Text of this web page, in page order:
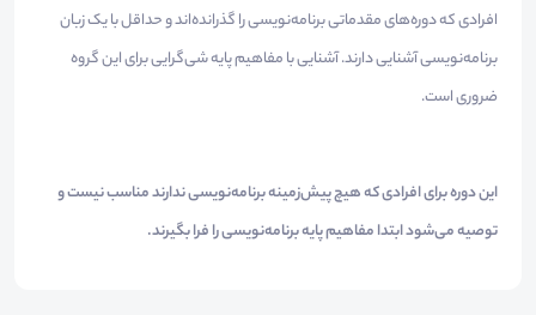
افرادی که دوره‌های مقدماتی برنامه‌نویسی را گذرانده‌اند و حداقل با یک زبان
برنامه‌نویسی آشنایی دارند. آشنایی با مفاهیم پایه شی‌گرایی برای این گروه
ضروری است.
این دوره برای افرادی که هیچ پیش‌زمینه برنامه‌نویسی ندارند مناسب نیست و
توصیه می‌شود ابتدا مفاهیم پایه برنامه‌نویسی را فرا بگیرند.